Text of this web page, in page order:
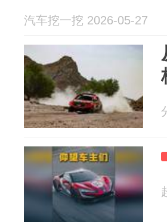
汽车挖一挖 2026-05-27